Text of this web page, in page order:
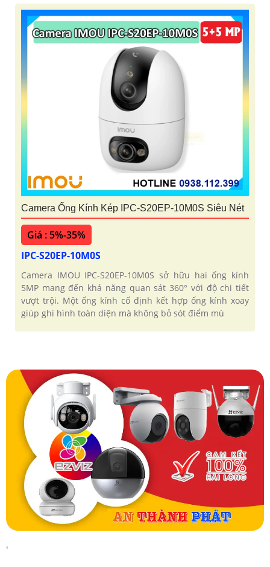
Camera Ống Kính Kép IPC-S20EP-10M0S Siêu Nét
Giá : 5%-35%
IPC-S20EP-10M0S
Camera IMOU IPC-S20EP-10M0S sở hữu hai ống kính
5MP mang đến khả năng quan sát 360° với độ chi tiết
vượt trội. Một ống kính cố định kết hợp ống kính xoay
giúp ghi hình toàn diện mà không bỏ sót điểm mù
'